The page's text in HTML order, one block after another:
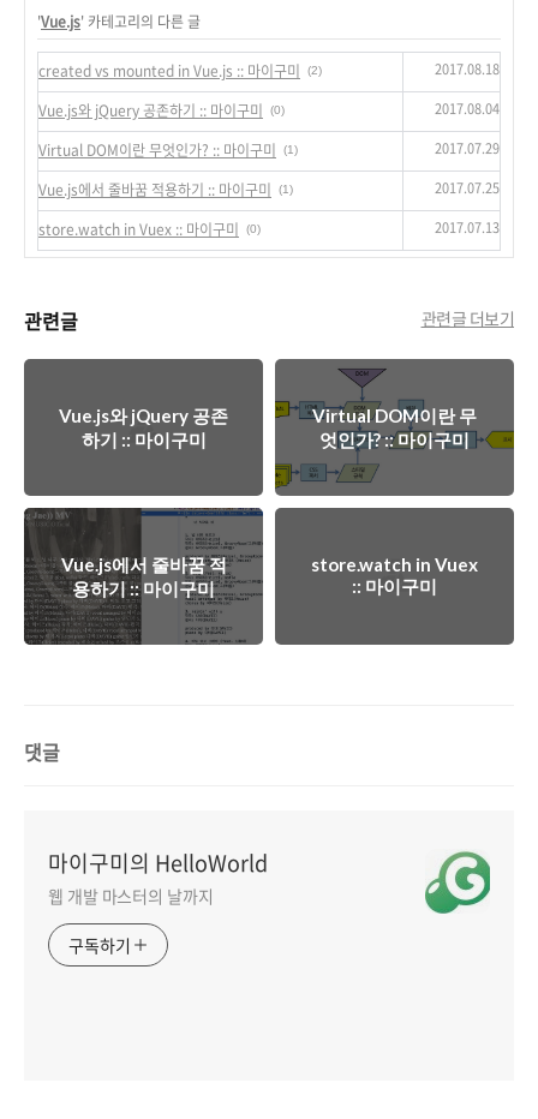
'Vue.js' 카테고리의 다른 글
created vs mounted in Vue.js :: 마이구미 (2) 2017.08.18
Vue.js와 jQuery 공존하기 :: 마이구미 (0) 2017.08.04
Virtual DOM이란 무엇인가? :: 마이구미 (1) 2017.07.29
Vue.js에서 줄바꿈 적용하기 :: 마이구미 (1) 2017.07.25
store.watch in Vuex :: 마이구미 (0) 2017.07.13
관련글 관련글 더보기
Vue.js와 jQuery 공존
하기 :: 마이구미
Virtual DOM이란 무
엇인가? :: 마이구미
Vue.js에서 줄바꿈 적
용하기 :: 마이구미
store.watch in Vuex
:: 마이구미
댓글
마이구미의 HelloWorld
웹 개발 마스터의 날까지
구독하기